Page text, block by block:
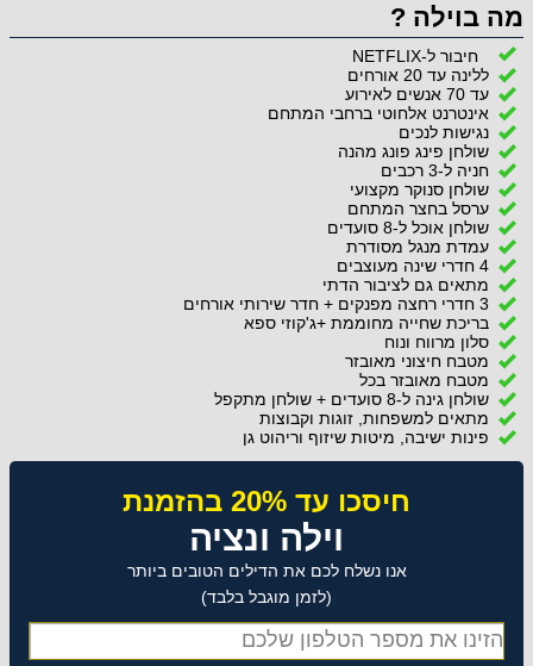
מה בוילה ?
חיבור ל-NETFLIX
ללינה עד 20 אורחים
עד 70 אנשים לאירוע
אינטרנט אלחוטי ברחבי המתחם
נגישות לנכים
שולחן פינג פונג מהנה
חניה ל-3 רכבים
שולחן סנוקר מקצועי
ערסל בחצר המתחם
שולחן אוכל ל-8 סועדים
עמדת מנגל מסודרת
4 חדרי שינה מעוצבים
מתאים גם לציבור הדתי
3 חדרי רחצה מפנקים + חדר שירותי אורחים
בריכת שחייה מחוממת +ג'קוזי ספא
סלון מרווח ונוח
מטבח חיצוני מאובזר
מטבח מאובזר בכל
שולחן גינה ל-8 סועדים + שולחן מתקפל
מתאים למשפחות, זוגות וקבוצות
פינות ישיבה, מיטות שיזוף וריהוט גן
חיסכו עד 20% בהזמנת
וילה ונציה
אנו נשלח לכם את הדילים הטובים ביותר
(לזמן מוגבל בלבד)